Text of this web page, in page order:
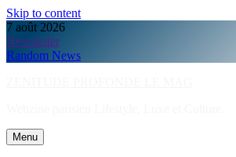
Skip to content
7 août 2026
Newsletter
Random News
Menu